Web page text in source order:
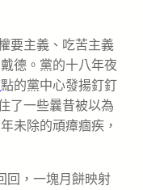
要主義、吃苦主義
德。黨的十八年夜
點的黨中心發揚釘釘
了一些曩昔被以為
未除的頑瘴痼疾，
回，一塊月餅映射